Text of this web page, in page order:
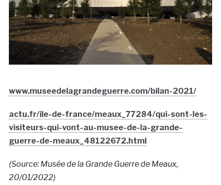
www.museedelagrandeguerre.com/bilan-2021/
actu.fr/ile-de-france/meaux_77284/qui-sont-les-
visiteurs-qui-vont-au-musee-de-la-grande-
guerre-de-meaux_48122672.html
(Source: Musée de la Grande Guerre de Meaux,
20/01/2022)